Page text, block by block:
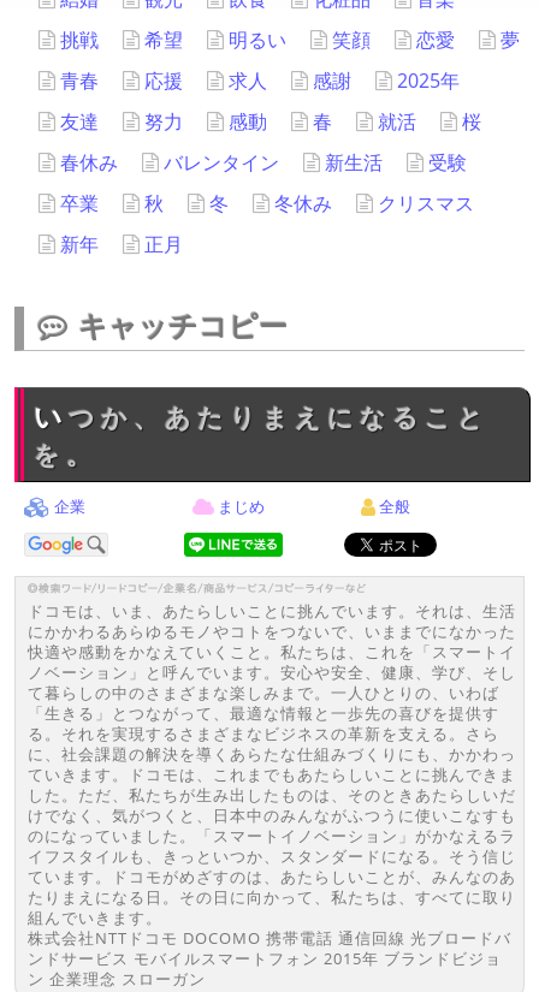
挑戦
希望 明るい 笑顔 恋愛
夢
青春
応援 求人 感謝
2025年
友達
努力 感動 春 就活
桜
春休み
バレンタイン 新生活
受験
卒業
秋 冬 冬休み
クリスマス
新年
正月
キャッチコピー
いつか、あたりまえになること
を。
企業 まじめ 全般
ドコモは、いま、あたらしいことに挑んでいます。それは、生活
にかかわるあらゆるモノやコトをつないで、いままでになかった
快適や感動をかなえていくこと。私たちは、これを「スマートイ
ノベーション」と呼んでいます。安心や安全、健康、学び、そし
て暮らしの中のさまざまな楽しみまで。一人ひとりの、いわば
「生きる」とつながって、最適な情報と一歩先の喜びを提供す
る。それを実現するさまざまなビジネスの革新を支える。さら
に、社会課題の解決を導くあらたな仕組みづくりにも、かかわっ
ていきます。ドコモは、これまでもあたらしいことに挑んできま
した。ただ、私たちが生み出したものは、そのときあたらしいだ
けでなく、気がつくと、日本中のみんながふつうに使いこなすも
のになっていました。「スマートイノベーション」がかなえるラ
イフスタイルも、きっといつか、スタンダードになる。そう信じ
ています。ドコモがめざすのは、あたらしいことが、みんなのあ
たりまえになる日。その日に向かって、私たちは、すべてに取り
組んでいきます。
株式会社NTTドコモ DOCOMO 携帯電話 通信回線 光ブロードバ
ンドサービス モバイルスマートフォン 2015年 ブランドビジョ
ン 企業理念 スローガン